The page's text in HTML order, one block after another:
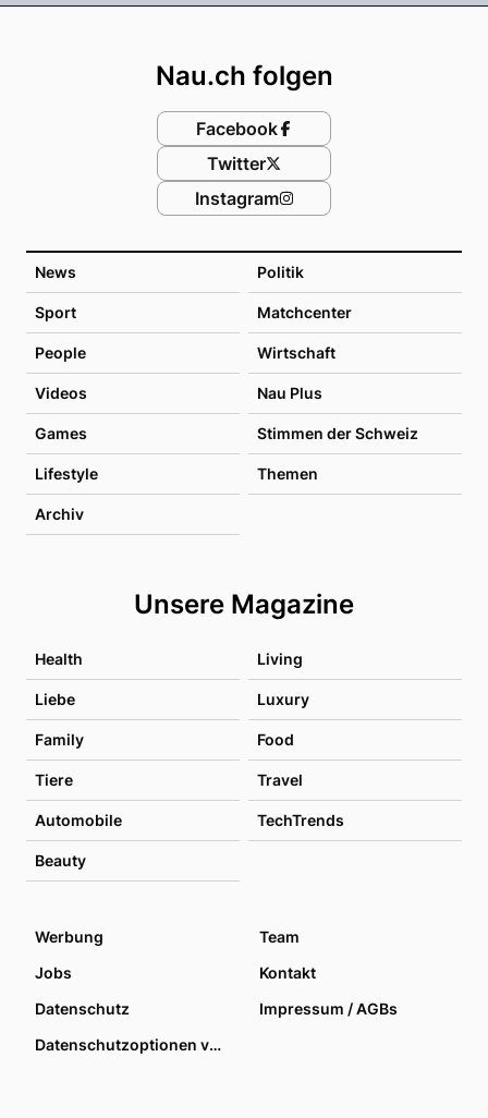
News Politik
Sport Matchcenter
People Wirtschaft
Videos Nau Plus
Games Stimmen der Schweiz
Lifestyle Themen
Archiv
Unsere Magazine
Health Living
Liebe Luxury
Family Food
Tiere Travel
Automobile TechTrends
Beauty
Nau.ch folgen
Facebook
Twitter
Instagram
Werbung
Team
Jobs
Kontakt
Datenschutz
Impressum / AGBs
Datenschutzoptionen verwalten